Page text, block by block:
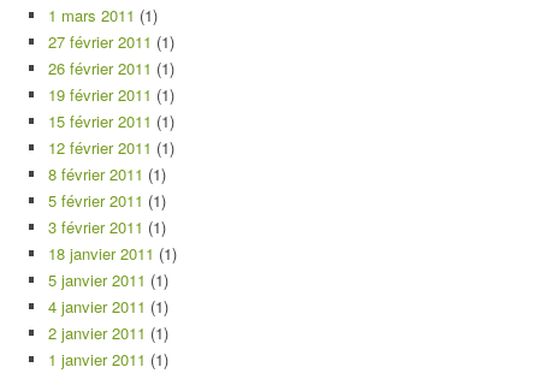
1 mars 2011 (1)
27 février 2011 (1)
26 février 2011 (1)
19 février 2011 (1)
15 février 2011 (1)
12 février 2011 (1)
8 février 2011 (1)
5 février 2011 (1)
3 février 2011 (1)
18 janvier 2011 (1)
5 janvier 2011 (1)
4 janvier 2011 (1)
2 janvier 2011 (1)
1 janvier 2011 (1)